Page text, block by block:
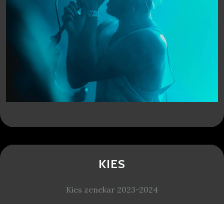
KIES
Kies zenekar 2023-2024